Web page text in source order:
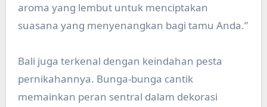
aroma yang lembut untuk menciptakan
suasana yang menyenangkan bagi tamu Anda.”
Bali juga terkenal dengan keindahan pesta
pernikahannya. Bunga-bunga cantik
memainkan peran sentral dalam dekorasi